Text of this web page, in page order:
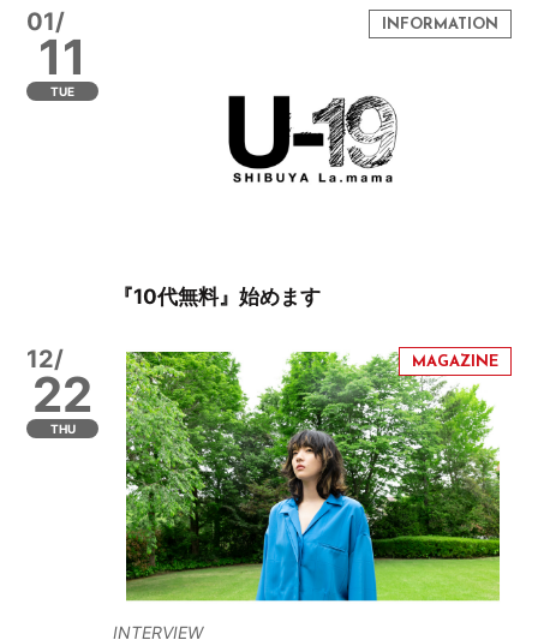
01/
11
TUE
『10代無料』始めます
12/
22
THU
INTERVIEW